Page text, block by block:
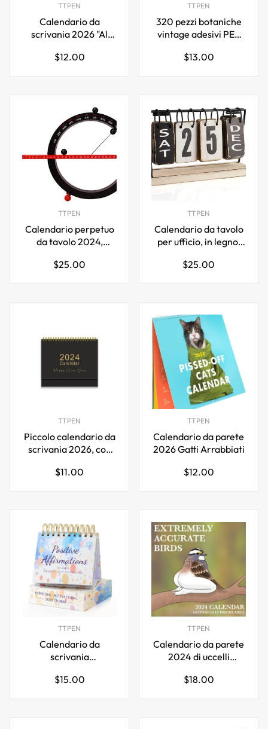
TTPEN
Calendario da
scrivania 2026 "Al
stanche come il cazzo
Prezzo
$12.00
TTPEN
320 pezzi botaniche
vintage adesivi PET
di cera
Prezzo
$13.00
TTPEN
Calendario perpetuo
da tavolo 2024,
data della settimana
Prezzo
$25.00
TTPEN
Calendario da tavolo
per ufficio, in legno,
perpetuo, mensile,
Prezzo
$25.00
TTPEN
Piccolo calendario da
scrivania 2026, con
e note per ufficio e
Prezzo
$11.00
TTPEN
Calendario da parete
2026 Gatti Arrabbiati
Prezzo
$12.00
TTPEN
Calendario da
scrivania
giorni 2026 con
Prezzo
$15.00
TTPEN
Calendario da parete
2024 di uccelli
accurati
Prezzo
$18.00